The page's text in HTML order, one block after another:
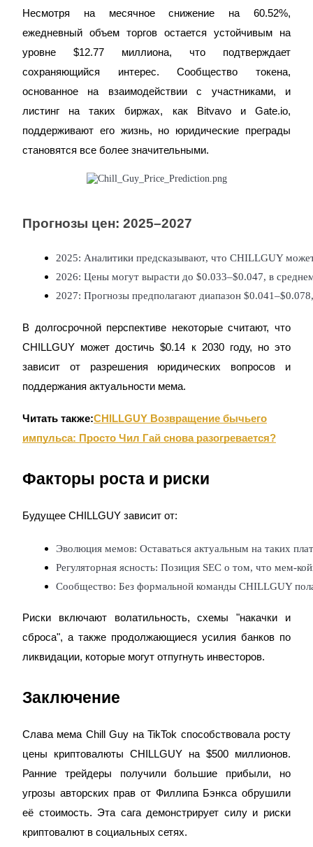
До 65% комиссии!
Пригласите друга, чтобы получить денежные
Deposit CASHCAT & Win
Deposit CASHCAT & Win
Precious Metals Trading Carnival
USDT New User Exclusive 10% APR
USDT Flexible Staking | Daily Rewards
77,777+3k Rewards
Несмотря на месячное снижение на 60.52%,
ежедневный объем торгов остается устойчивым на
уровне $12.77 миллиона, что подтверждает
сохраняющийся интерес. Сообщество токена,
основанное на взаимодействии с участниками, и
листинг на таких биржах, как Bitvavo и Gate.io,
поддерживают его жизнь, но юридические преграды
становятся все более значительными.
Прогнозы цен: 2025–2027
2025: Аналитики предсказывают, что CHILLGUY может
2026: Цены могут вырасти до $0.033–$0.047, в
2027: Прогнозы предполагают диапазон
В долгосрочной перспективе некоторые считают, что
CHILLGUY может достичь $0.14 к 2030 году, но это
зависит от разрешения юридических вопросов и
поддержания актуальности мема.
Читать также:CHILLGUY Возвращение бычьего
импульса: Просто Чил Гай снова разогревается?
Факторы роста и риски
Будущее CHILLGUY зависит от:
Эволюция мемов: Оставаться актуальным на таких
Регуляторная ясность: Позиция SEC о том, что мем-
Сообщество: Без формальной команды CHILLGUY
Риски включают волатильность, схемы "накачки и
сброса", а также продолжающиеся усилия банков по
ликвидации, которые могут отпугнуть инвесторов.
Заключение
Слава мема Chill Guy на TikTok способствовала росту
цены криптовалюты CHILLGUY на $500 миллионов.
Ранние трейдеры получили большие прибыли, но
угрозы авторских прав от Филлипа Бэнкса обрушили
её стоимость. Эта сага демонстрирует силу и риски
криптовалют в социальных сетях.